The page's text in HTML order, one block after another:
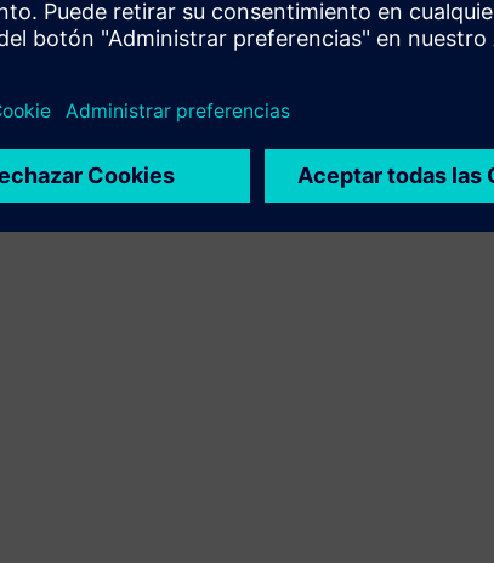
Xcelerator mediante la creación de un nuevo producto, o
crea una nueva solución para el cliente mediante la
producto propio